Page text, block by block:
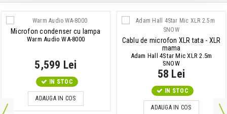
Microfon condenser cu lampa
Warm Audio WA-8000
5,599 Lei
IN STOC
ADAUGA IN COS
Cablu de microfon XLR tata - XLR
mama
Adam Hall 4Star Mic XLR 2.5m
SNOW
58 Lei
IN STOC
ADAUGA IN COS